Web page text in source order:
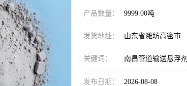
产品数量： 9999.00吨
发货地址： 山东省潍坊高密市
关键词： 南昌管道输送悬浮剂
发布日期： 2026-08-08